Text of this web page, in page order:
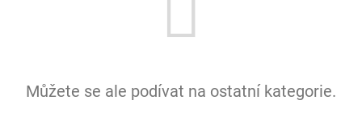
Můžete se ale podívat na ostatní kategorie.